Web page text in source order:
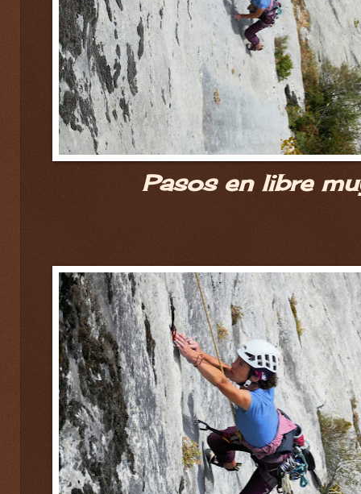
Pasos en libre